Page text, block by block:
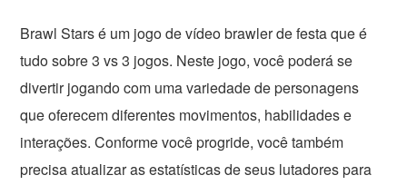
Brawl Stars é um jogo de vídeo brawler de festa que é
tudo sobre 3 vs 3 jogos. Neste jogo, você poderá se
divertir jogando com uma variedade de personagens
que oferecem diferentes movimentos, habilidades e
interações. Conforme você progride, você também
precisa atualizar as estatísticas de seus lutadores para